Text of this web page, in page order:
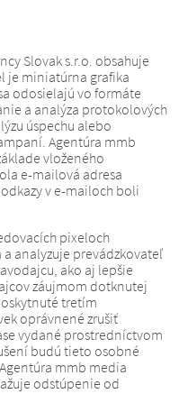
Slovak s.r.o. obsahuje
je miniatúrna grafika
odosielajú vo formáte
a analýza protokolových
úspechu alebo
Agentúra mmb
vloženého
e-mailová adresa
v e-mailoch boli
pixeloch
analyzuje prevádzkovateľ
ako aj lepšie
záujmom dotknutej
tretím
oprávnené zrušiť
vydané prostredníctvom
budú tieto osobné
Agentúra mmb media
odstúpenie od